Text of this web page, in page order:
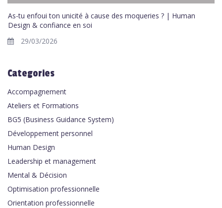
As-tu enfoui ton unicité à cause des moqueries ? | Human
Design & confiance en soi
29/03/2026
Categories
Accompagnement
Ateliers et Formations
BG5 (Business Guidance System)
Développement personnel
Human Design
Leadership et management
Mental & Décision
Optimisation professionnelle
Orientation professionnelle